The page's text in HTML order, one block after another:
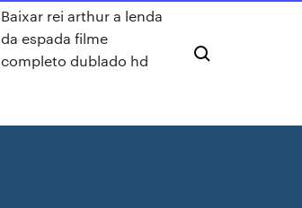
Baixar rei arthur a lenda
da espada filme
completo dublado hd